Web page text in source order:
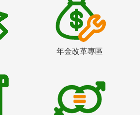
年金改革專區